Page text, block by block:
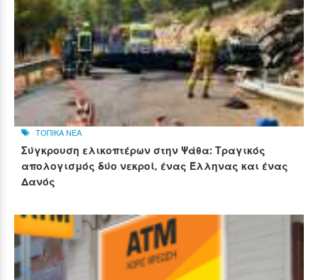
ΤΟΠΙΚΑ ΝΕΑ
Σύγκρουση ελικοπτέρων στην Ψάθα: Τραγικός
απολογισμός δύο νεκροί, ένας Έλληνας και ένας
Δανός